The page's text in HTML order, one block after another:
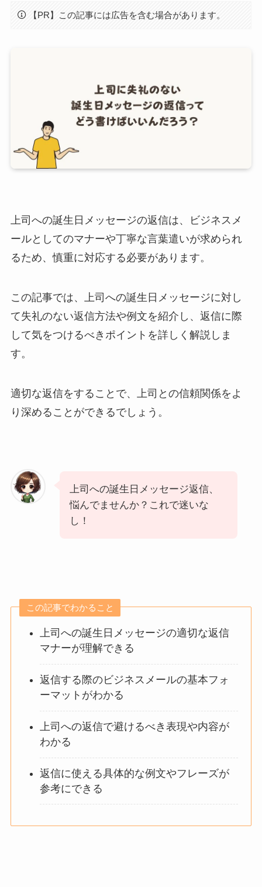
【PR】この記事には広告を含む場合があります。
上司への誕生日メッセージの返信は、ビジネスメ
ールとしてのマナーや丁寧な言葉遣いが求められ
るため、慎重に対応する必要があります。
この記事では、上司への誕生日メッセージに対し
て失礼のない返信方法や例文を紹介 し、返信に際
して気をつけるべきポイント を詳しく解説しま
す。
適切な返信をすることで、上司との信頼関係をよ
り深めることができるでしょう。
上司への誕生日メッセージ返信、
悩んでませんか？これで迷いな
し！
この記事でわかること
上司への誕生日メッセージの適切な返信
マナーが理解できる
返信する際のビジネスメールの基本フォ
ーマットがわかる
上司への返信で避けるべき表現や内容が
わかる
返信に使える具体的な例文やフレーズが
参考にできる